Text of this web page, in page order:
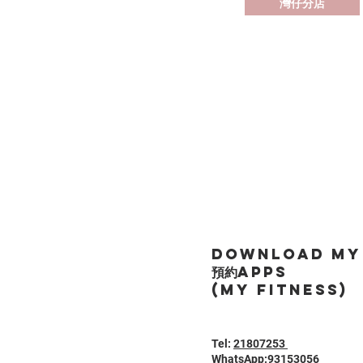
灣仔分店
Download My
預約APPS
(My fitness)
Tel: 21807253
WhatsApp:93153056